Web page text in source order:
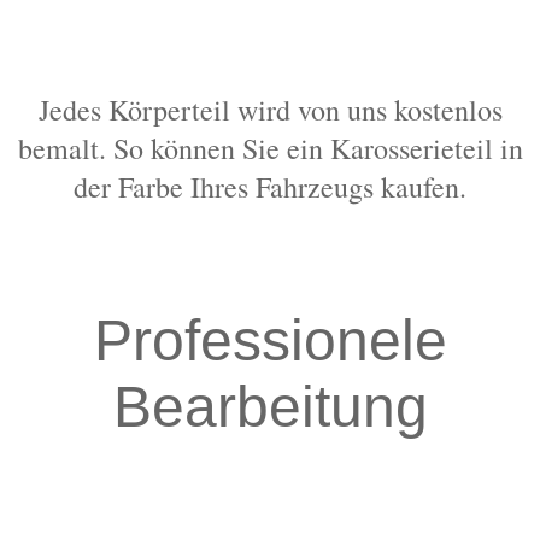
Jedes Körperteil wird von uns kostenlos
bemalt. So können Sie ein Karosserieteil in
der Farbe Ihres Fahrzeugs kaufen.
Professionele
Bearbeitung